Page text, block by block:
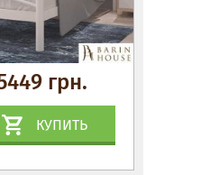
грн.
КУПИТЬ